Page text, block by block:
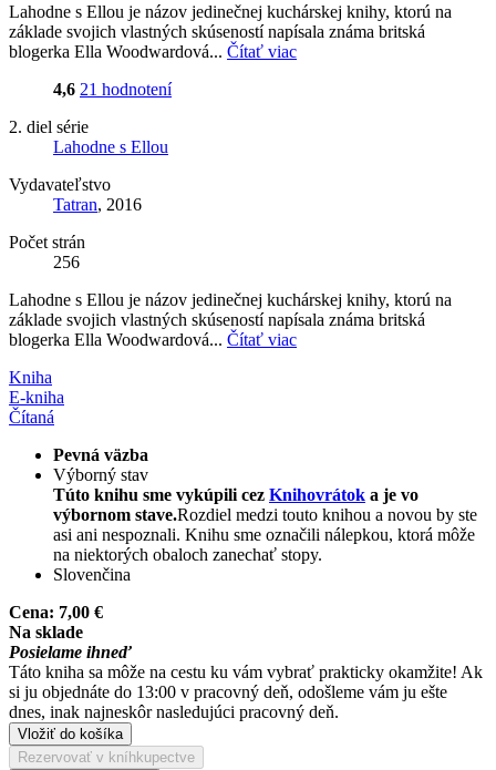
Lahodne s Ellou je názov jedinečnej kuchárskej knihy, ktorú na
základe svojich vlastných skúseností napísala známa britská
blogerka Ella Woodwardová... Čítať viac
4,6 21 hodnotení
2. diel série
Lahodne s Ellou
Vydavateľstvo
Tatran, 2016
Počet strán
256
Lahodne s Ellou je názov jedinečnej kuchárskej knihy, ktorú na
základe svojich vlastných skúseností napísala známa britská
blogerka Ella Woodwardová... Čítať viac
Kniha
E-kniha
Čítaná
Pevná väzba
Výborný stav
Túto knihu sme vykúpili cez Knihovrátok a je vo
výbornom stave.Rozdiel medzi touto knihou a novou by ste
asi ani nespoznali. Knihu sme označili nálepkou, ktorá môže
na niektorých obaloch zanechať stopy.
Slovenčina
Cena: 7,00 €
Na sklade
Posielame ihneď
Táto kniha sa môže na cestu ku vám vybrať prakticky okamžite! Ak
si ju objednáte do 13:00 v pracovný deň, odošleme vám ju ešte
dnes, inak najneskôr nasledujúci pracovný deň.
Vložiť do košíka
Rezervovať v kníhkupectve